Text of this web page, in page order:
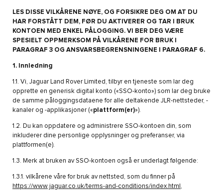
LES DISSE VILKÅRENE NØYE, OG FORSIKRE DEG OM AT DU
HAR FORSTÅTT DEM, FØR DU AKTIVERER OG TAR I BRUK
KONTOEN MED ENKEL PÅLOGGING. VI BER DEG VÆRE
SPESIELT OPPMERKSOM PÅ VILKÅRENE FOR BRUK I
PARAGRAF 3 OG ANSVARSBEGRENSNINGENE I PARAGRAF 6.
1. Innledning
1.1. Vi, Jaguar Land Rover Limited, tilbyr en tjeneste som lar deg
opprette en generisk digital konto («SSO-konto») som lar deg bruke
de samme påloggingsdataene for alle deltakende JLR-nettsteder, -
kanaler og -applikasjoner («plattform(er)»).
1.2. Du kan oppdatere og administrere SSO-kontoen din, som
inkluderer dine personlige opplysninger og preferanser, via
plattformen(e).
1.3. Merk at bruken av SSO-kontoen også er underlagt følgende:
1.3.1. vilkårene våre for bruk av nettsted, som du finner på
https://www.jaguar.co.uk/terms-and-conditions/index.html ,